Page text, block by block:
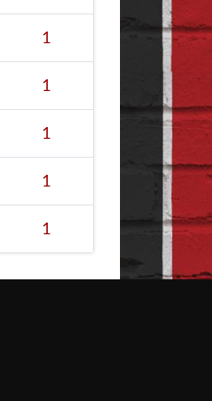
1
1
1
1
1